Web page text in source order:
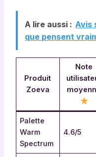
A lire aussi : Avis
que pensent
Produit
Zoeva
Note
Palette
Warm
Spectrum
4.6/5